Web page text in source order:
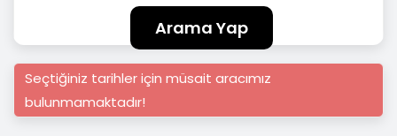
Arama Yap
Seçtiğiniz tarihler için müsait aracımız
bulunmamaktadır!